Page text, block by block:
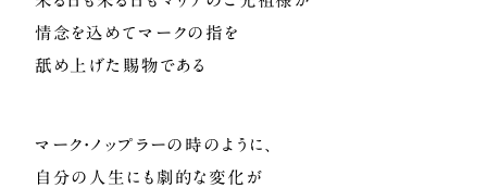
情念を込めてマークの指を
舐め上げた賜物である
マーク・ノップラーの時のように、
自分の人生にも劇的な変化が